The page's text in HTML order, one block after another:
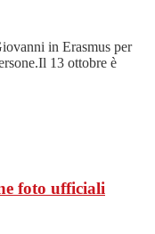
in Erasmus per
13 ottobre è
foto ufficiali